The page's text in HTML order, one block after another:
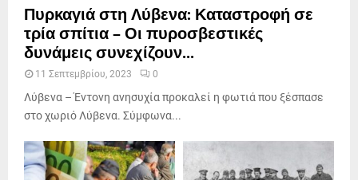
Πυρκαγιά στη Λύβενα: Καταστροφή σε
τρία σπίτια – Οι πυροσβεστικές
δυνάμεις συνεχίζουν...
11 Σεπτεμβρίου, 2023 0
Λύβενα – Έντονη ανησυχία προκαλεί η φωτιά που ξέσπασε
στο χωριό Λύβενα. Σύμφωνα...